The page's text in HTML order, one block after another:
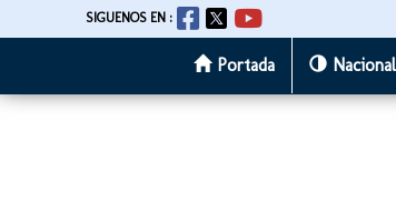
al
SIGUENOS EN :
Portada Nacional